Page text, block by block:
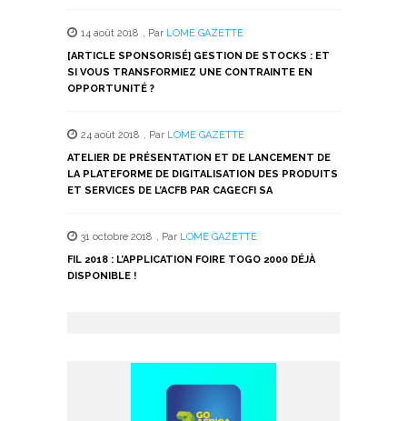
14 août 2018 , Par LOME GAZETTE
[ARTICLE SPONSORISÉ] GESTION DE STOCKS : ET
SI VOUS TRANSFORMIEZ UNE CONTRAINTE EN
OPPORTUNITÉ ?
24 août 2018 , Par LOME GAZETTE
ATELIER DE PRÉSENTATION ET DE LANCEMENT DE
LA PLATEFORME DE DIGITALISATION DES PRODUITS
ET SERVICES DE L’ACFB PAR CAGECFI SA
31 octobre 2018 , Par LOME GAZETTE
FIL 2018 : L’APPLICATION FOIRE TOGO 2000 DÉJÀ
DISPONIBLE !